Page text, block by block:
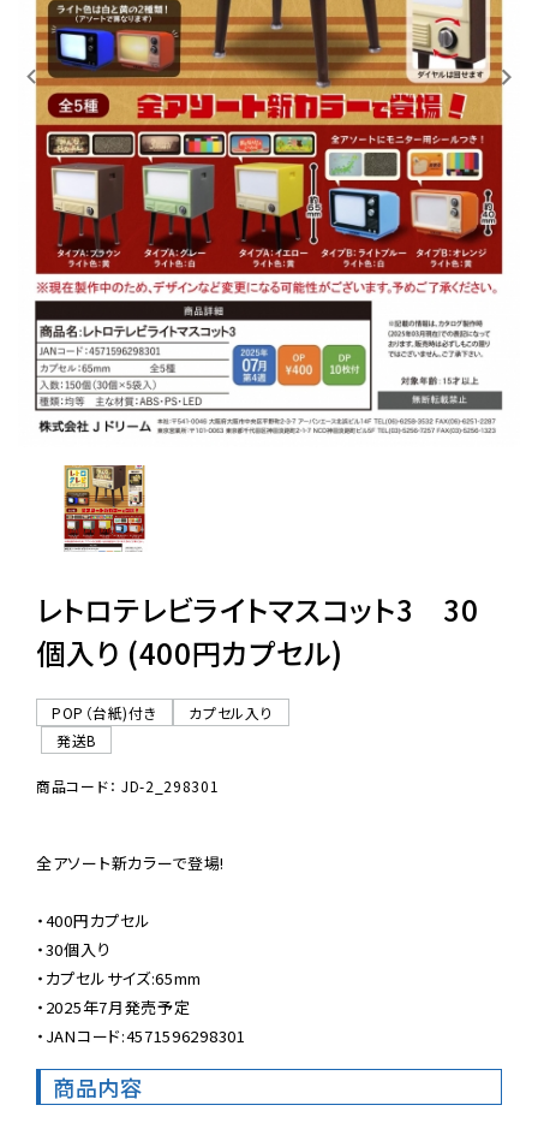
販促用空カプセル
レンタル
景品・玩具・文具
販促用カプセルトイ
よくあるご質問
ご利用ガイド
06-6282-7659
レトロテレビライトマスコット3 30
個入り (400円カプセル)
POP（台紙)付き
カプセル入り
発送B
商品コード： JD-2_298301
全アソート新カラーで登場!
・400円カプセル
・30個入り
・カプセルサイズ:65mm
・2025年7月発売予定
・JANコード:4571596298301
商品内容